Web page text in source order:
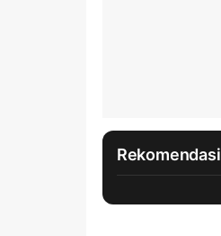
Rekomendasi